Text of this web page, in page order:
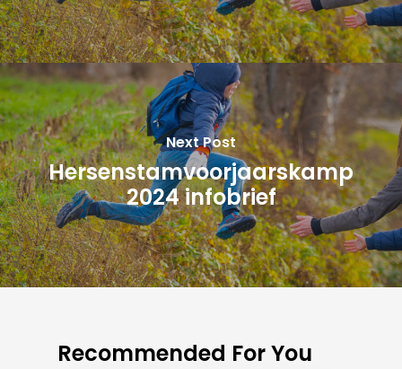
Next Post
Hersenstamvoorjaarskamp
2024 infobrief
Recommended For You